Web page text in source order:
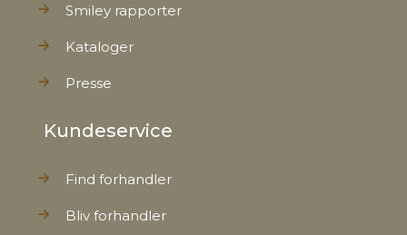
Tariffnumber
Bruttovægt
Nettovægt
Smiley rapporter
Kataloger
Presse
Kundeservice
Find forhandler
Bliv forhandler